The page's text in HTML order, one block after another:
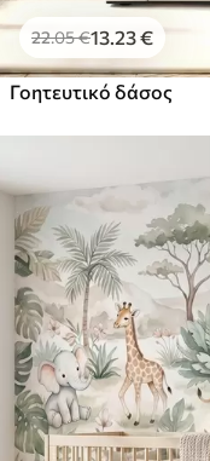
22.05€13.23€
Γοητευτικό δάσος